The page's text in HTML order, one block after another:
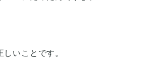
いことです。